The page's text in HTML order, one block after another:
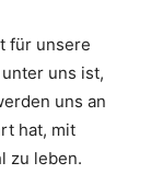
für unsere
uns ist,
uns an
hat, mit
zu leben.